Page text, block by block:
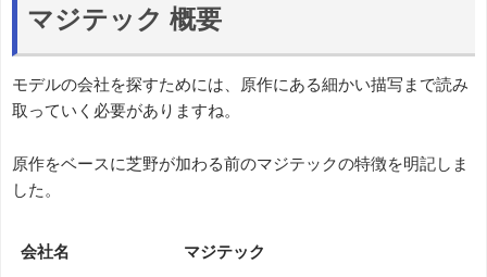
マジテック 概要
モデルの会社を探すためには、原作にある細かい描写まで読み
取っていく必要がありますね。
原作をベースに芝野が加わる前のマジテックの特徴を明記しま
した。
会社名 マジテック